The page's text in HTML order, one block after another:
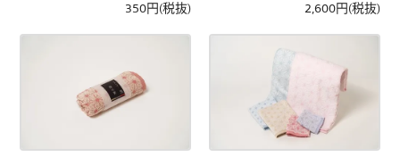
350円(税抜)
2,600円(税抜)